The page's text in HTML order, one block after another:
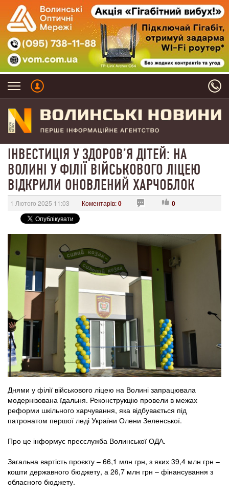
ІНВЕСТИЦІЯ У ЗДОРОВ’Я ДІТЕЙ: НА
ВОЛИНІ У ФІЛІЇ ВІЙСЬКОВОГО ЛІЦЕЮ
ВІДКРИЛИ ОНОВЛЕНИЙ ХАРЧОБЛОК
1 Лютого 2025 11:03 Коментарів:0 0
Днями у філії військового ліцею на Волині запрацювала
модернізована їдальня. Реконструкцію провели в межах
реформи шкільного харчування, яка відбувається під
патронатом першої леді України Олени Зеленської.
Про це інформує пресслужба Волинської ОДА.
Загальна вартість проєкту – 66,1 млн грн, з яких 39,4 млн грн –
кошти державного бюджету, а 26,7 млн грн – фінансування з
обласного бюджету.